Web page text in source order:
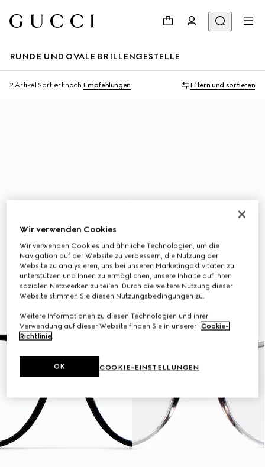
RUNDE UND OVALE BRILLENGESTELLE
2 Artikel Sortiert nach Empfehlungen Filtern und sortieren
Wir verwenden Cookies
Wir verwenden Cookies und ähnliche Technologien, um die
Navigation auf der Website zu verbessern, die Nutzung der
Website zu analysieren, uns bei unseren Marketingaktivitäten zu
unterstützen und Ihnen zu ermöglichen, unsere Inhalte auf Ihren
sozialen Netzwerken zu teilen. Durch die weitere Nutzung dieser
Website stimmen Sie diesen Nutzungsbedingungen zu.
Weitere Informationen zu diesen Technologien und ihrer
Verwendung auf dieser Website finden Sie in unserer Cookie-
Richtlinie.
COOKIE-EINSTELLUNGEN
OK